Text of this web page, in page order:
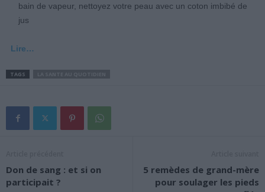
bain de vapeur, nettoyez votre peau avec un coton imbibé de
jus
Lire…
TAGS
Don de sang : et si on
participait ?
5 remèdes de grand-mère
pour soulager les pieds